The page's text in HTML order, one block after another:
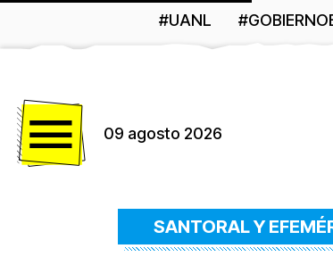
#UANL
09 agosto 2026
SANTORAL Y